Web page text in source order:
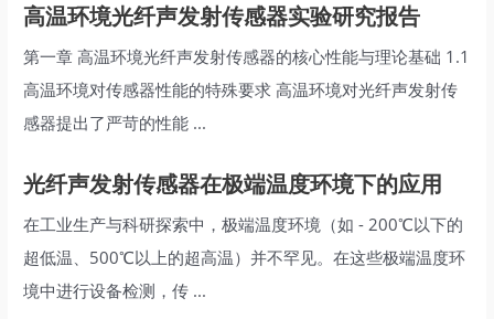
高温环境光纤声发射传感器实验研究报告
第一章 高温环境光纤声发射传感器的核心性能与理论基础 1.1
高温环境对传感器性能的特殊要求 高温环境对光纤声发射传
感器提出了严苛的性能 ...
光纤声发射传感器在极端温度环境下的应用
在工业生产与科研探索中，极端温度环境（如 - 200℃以下的
超低温、500℃以上的超高温）并不罕见。在这些极端温度环
境中进行设备检测，传 ...